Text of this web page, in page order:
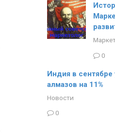
0
Индия в
алмазов на 11%
Новости
0